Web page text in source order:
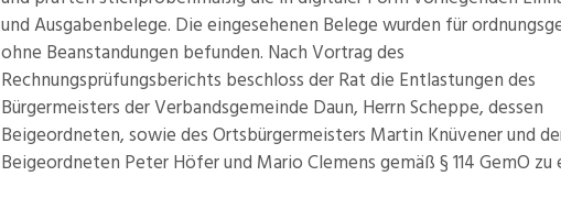
und Ausgabenbelege. Die eingesehenen Belege wurden für
ohne Beanstandungen befunden. Nach Vortrag des
Rechnungsprüfungsberichts beschloss der Rat die Entlastungen des
Bürgermeisters der Verbandsgemeinde Daun, Herrn Scheppe, dessen
Beigeordneten, sowie des Ortsbürgermeisters Martin Knüvener und
Beigeordneten Peter Höfer und Mario Clemens gemäß § 114 GemO zu